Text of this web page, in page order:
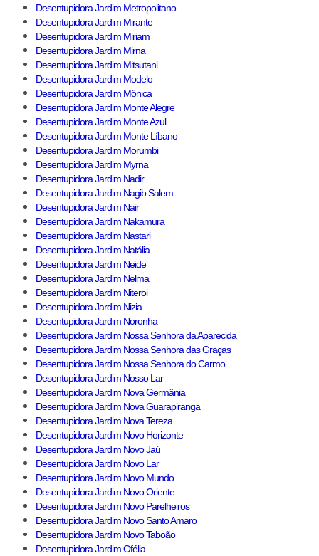
Desentupidora Jardim Metropolitano
Desentupidora Jardim Mirante
Desentupidora Jardim Miriam
Desentupidora Jardim Mirna
Desentupidora Jardim Mitsutani
Desentupidora Jardim Modelo
Desentupidora Jardim Mônica
Desentupidora Jardim Monte Alegre
Desentupidora Jardim Monte Azul
Desentupidora Jardim Monte Líbano
Desentupidora Jardim Morumbi
Desentupidora Jardim Myrna
Desentupidora Jardim Nadir
Desentupidora Jardim Nagib Salem
Desentupidora Jardim Nair
Desentupidora Jardim Nakamura
Desentupidora Jardim Nastari
Desentupidora Jardim Natália
Desentupidora Jardim Neide
Desentupidora Jardim Nelma
Desentupidora Jardim Niteroi
Desentupidora Jardim Nizia
Desentupidora Jardim Noronha
Desentupidora Jardim Nossa Senhora da Aparecida
Desentupidora Jardim Nossa Senhora das Graças
Desentupidora Jardim Nossa Senhora do Carmo
Desentupidora Jardim Nosso Lar
Desentupidora Jardim Nova Germânia
Desentupidora Jardim Nova Guarapiranga
Desentupidora Jardim Nova Tereza
Desentupidora Jardim Novo Horizonte
Desentupidora Jardim Novo Jaú
Desentupidora Jardim Novo Lar
Desentupidora Jardim Novo Mundo
Desentupidora Jardim Novo Oriente
Desentupidora Jardim Novo Parelheiros
Desentupidora Jardim Novo Santo Amaro
Desentupidora Jardim Novo Taboão
Desentupidora Jardim Ofélia